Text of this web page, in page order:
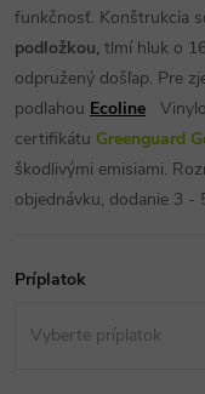
funkčnosť. Konštrukcia
podložkou, tlmí hluk o
odpružený došľap. Pre
podlahou Ecoline
certifikátu Greenguard
škodlivými emisiami.
objednávku, dodanie 3 -
Príplatok